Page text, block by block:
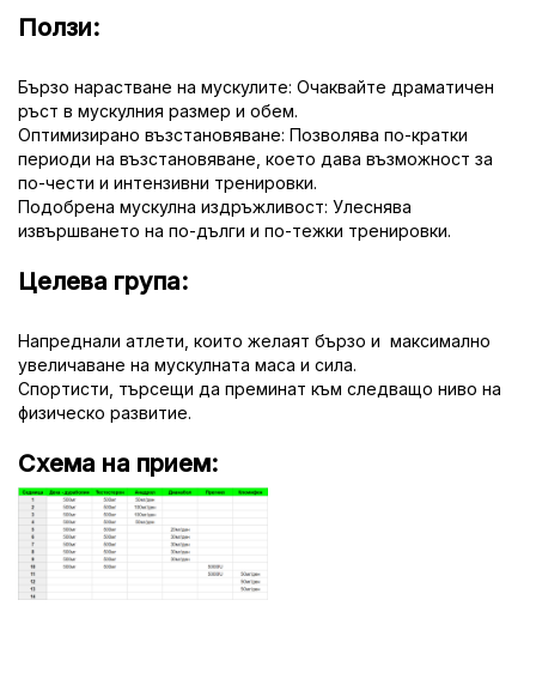
Ползи:
Бързо нарастване на мускулите: Очаквайте драматичен
ръст в мускулния размер и обем.
Оптимизирано възстановяване: Позволява по-кратки
периоди на възстановяване, което дава възможност за
по-чести и интензивни тренировки.
Подобрена мускулна издръжливост: Улеснява
извършването на по-дълги и по-тежки тренировки.
Целева група:
Напреднали атлети, които желаят бързо и максимално
увеличаване на мускулната маса и сила.
Спортисти, търсещи да преминат към следващо ниво на
физическо развитие.
Схема на прием: